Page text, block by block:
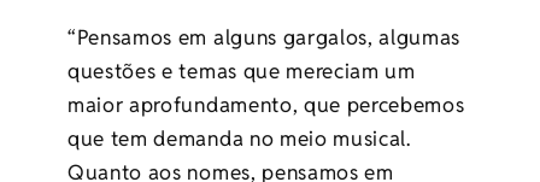
“Pensamos em alguns gargalos, algumas
questões e temas que mereciam um
maior aprofundamento, que percebemos
que tem demanda no meio musical.
Quanto aos nomes, pensamos em